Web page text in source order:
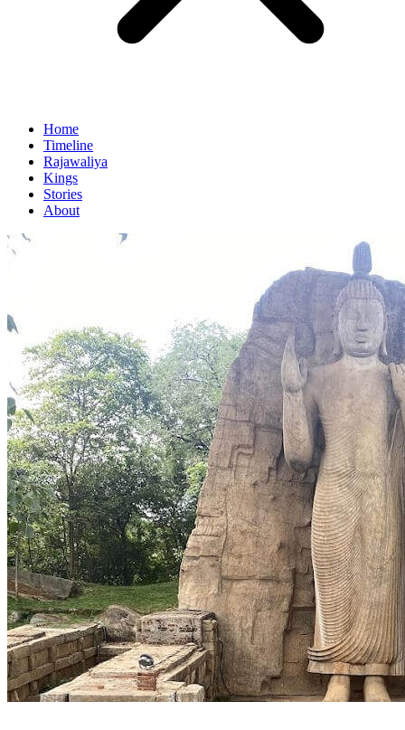
Home
Timeline
Rajawaliya
Kings
Stories
About